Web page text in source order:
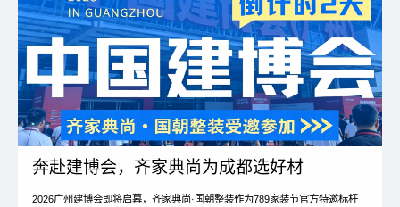
奔赴建博会，齐家典尚为成都选好材
2026广州建博会即将启幕，齐家典尚·国朝整装作为789家装节官方特邀标杆